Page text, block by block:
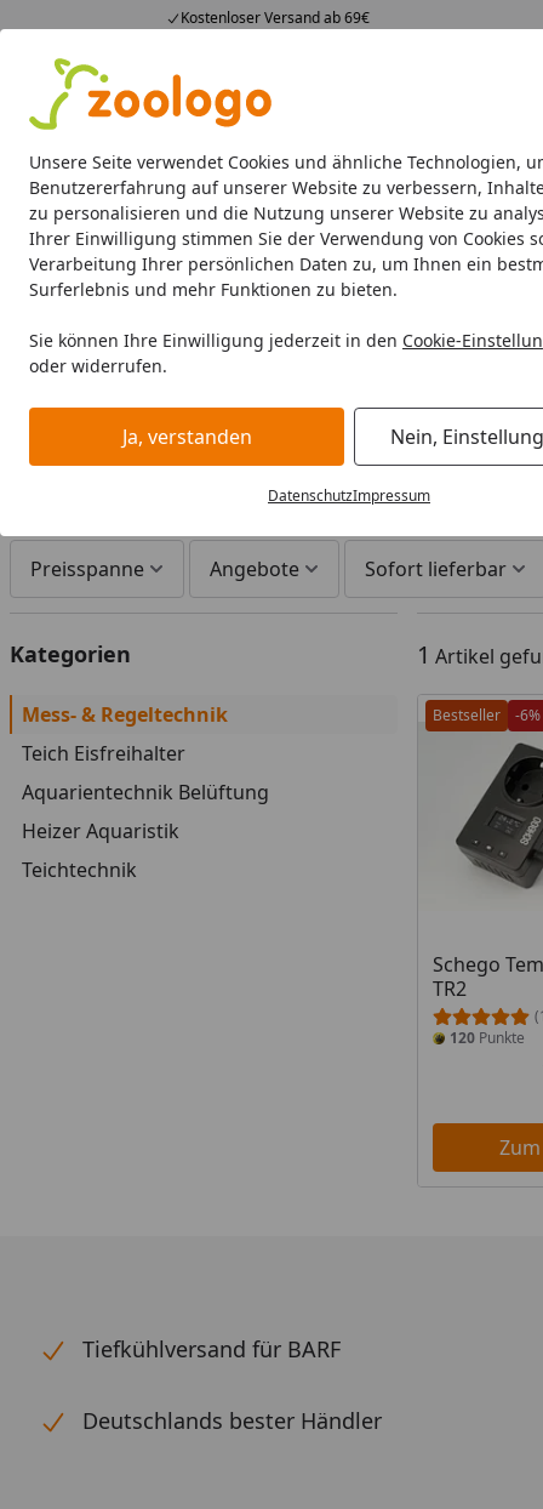
Unsere Seite verwendet Cookies und ähnliche Technologien,
Benutzererfahrung auf unserer Website zu verbessern,
zu personalisieren und die Nutzung unserer Website zu
Ihrer Einwilligung stimmen Sie der Verwendung von Cookies
Verarbeitung Ihrer persönlichen Daten zu, um Ihnen ein
Surferlebnis und mehr Funktionen zu bieten.
Sie können Ihre Einwilligung jederzeit in den Cookie-
oder widerrufen.
Ja, verstanden Nein,
DatenschutzImpressum
Kostenloser Versand ab 69€
4,73
23.589 Bewertungen
Alle Produkte
Alle Produkte Angebote Neuheiten Sommerhits
Schego Mess- & Regeltechnik Teich Eisfreihalter
Startseite
Schego Mess- & Regeltechnik
Schego Mess- & Regeltechnik
Schego Mess- & Regeltechnik bei Zoologo und finden
für unterschiedliche Bedürfnisse.
Ihre Artikelübersicht
Preisspanne Angebote Sofort lieferbar
Kategorien
Mess- & Regeltechnik
Teich Eisfreihalter
Aquarientechnik Belüftung
Heizer Aquaristik
Teichtechnik
1 Artikel
Bestseller -6%
Schego
TR2
120 Punkte
Tiefkühlversand für BARF
Deutschlands bester Händler